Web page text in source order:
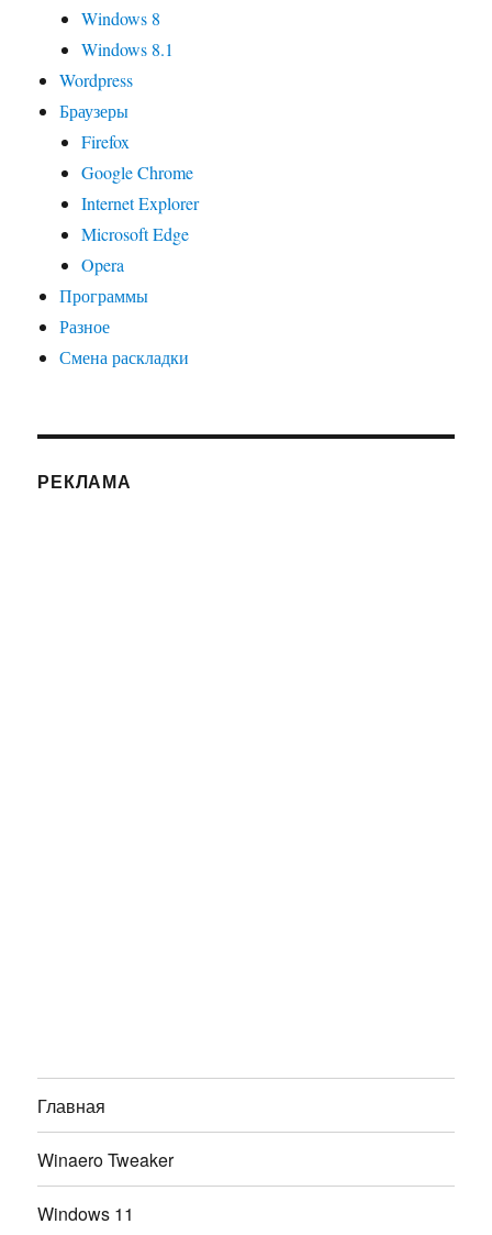
Windows 8
Windows 8.1
Wordpress
Браузеры
Firefox
Google Chrome
Internet Explorer
Microsoft Edge
Opera
Программы
Разное
Смена раскладки
РЕКЛАМА
Главная
Winaero Tweaker
Windows 11